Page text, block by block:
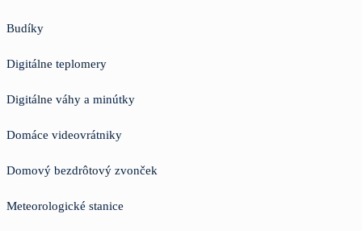
Budíky
Digitálne teplomery
Digitálne váhy a minútky
Domáce videovrátniky
Domový bezdrôtový zvonček
Meteorologické stanice